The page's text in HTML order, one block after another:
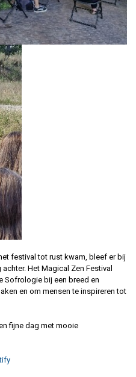
festival tot rust kwam, bleef er bij
Het Magical Zen Festival
Sofrologie bij een breed en
en om mensen te inspireren tot
fijne dag met mooie